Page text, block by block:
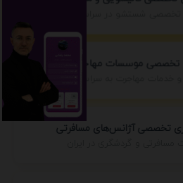
تخصصی موسسات مهاجرتی ایران
و خدمات مهاجرت به سراسر جهان
تخصصی آژانس‌های مسافرتی